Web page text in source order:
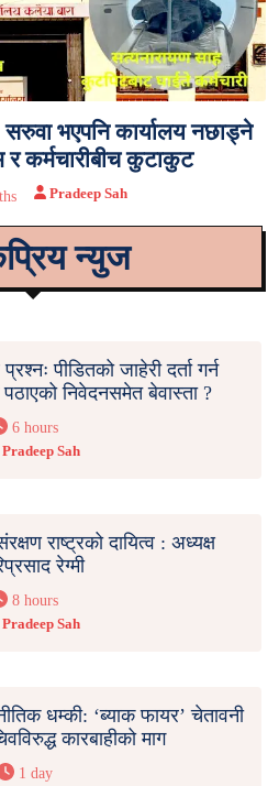
भएपनि कार्यालय नछाड्ने
कर्मचारीबीच कुटाकुट
Pradeep Sah
न्युज
पीडितको जाहेरी दर्ता गर्न
निवेदनसमेत बेवास्ता ?
6 hours
Pradeep Sah
राष्ट्रको दायित्व : अध्यक्ष
रेग्मी
8 hours
Pradeep Sah
धम्की: ‘ब्याक फायर’ चेतावनी
कारबाहीको माग
1 day